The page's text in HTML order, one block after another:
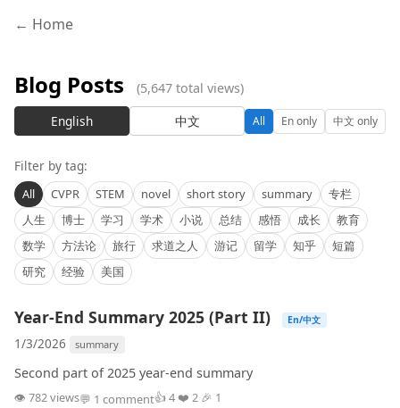
← Home
Blog Posts
(5,647 total views)
English
中文 All En only 中文 only
Filter by tag:
All CVPR STEM novel short story summary
专栏
人生
博士 学习 学术 小说 总结 感悟 成长
教育
数学
方法论 旅行 求道之人 游记 留学 知乎
短篇
研究
经验 美国
Year-End Summary 2025 (Part II) En/中文
1/3/2026 summary
Second part of 2025 year-end summary
👁 782 views💬 1 comment👍 4 ❤️ 2 🎉 1